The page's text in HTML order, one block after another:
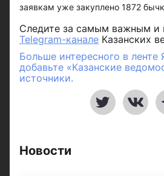
заявкам уже закуплено 1872
Следите за самым важным и
Telegram-канале Казанских
Больше интересного в ленте
добавьте «Казанские
источники.
Новости